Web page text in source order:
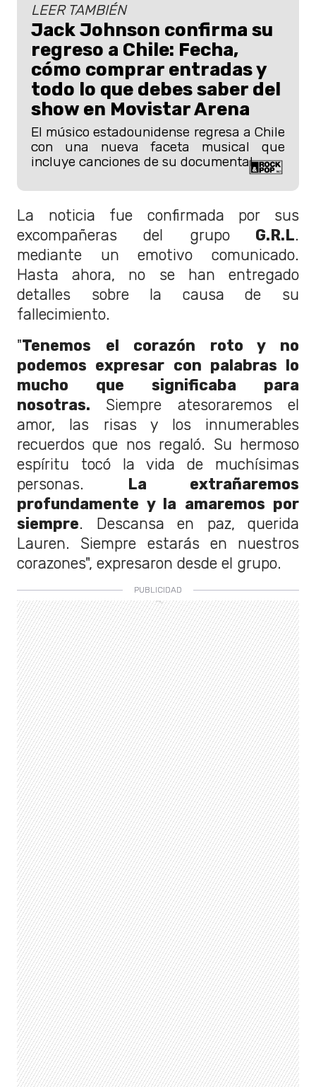
LEER TAMBIÉN
Jack Johnson confirma su
regreso a Chile: Fecha,
cómo comprar entradas y
todo lo que debes saber del
show en Movistar Arena
El músico estadounidense regresa a Chile
con una nueva faceta musical que
incluye canciones de su documental.
La noticia fue confirmada por sus
excompañeras del grupoG.R.L.
mediante un emotivo comunicado.
Hasta ahora, no se han entregado
detalles sobre la causa de su
fallecimiento.
"Tenemos el corazón roto y no
podemos expresar con palabras lo
mucho que significaba para
nosotras. Siempre atesoraremos el
amor, las risas y los innumerables
recuerdos que nos regaló. Su hermoso
espíritu tocó la vida de muchísimas
personas. La extrañaremos
profundamente y la amaremos por
siempre. Descansa en paz, querida
Lauren. Siempre estarás en nuestros
corazones", expresaron desde el grupo.